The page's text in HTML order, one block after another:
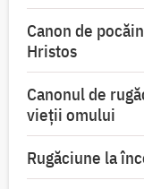
Canon de
Hristos
Canonul de
vieții omului
Rugăciune la